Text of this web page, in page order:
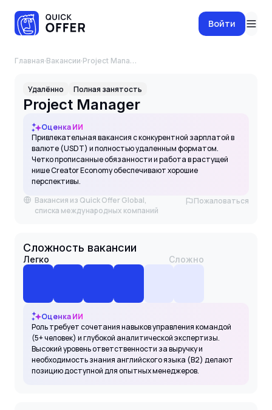
Войти
Главная·Вакансии· Project Manager
Удалённо Полная занятость
Project Manager
Оценка ИИ
Привлекательная вакансия с конкурентной зарплатой в
валюте (USDT) и полностью удаленным форматом.
Четко прописанные обязанности и работа в растущей
нише Creator Economy обеспечивают хорошие
перспективы.
Вакансия из Quick Offer Global,
списка международных компаний
Пожаловаться
Сложность вакансии
Легко Сложно
Оценка ИИ
Роль требует сочетания навыков управления командой
(5+ человек) и глубокой аналитической экспертизы.
Высокий уровень ответственности за выручку и
необходимость знания английского языка (B2) делают
позицию доступной для опытных менеджеров.